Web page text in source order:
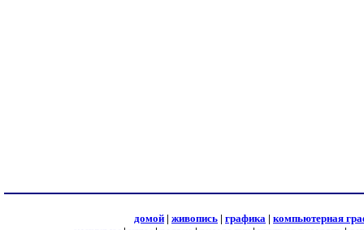
домой | живопись | графика | компьютерная